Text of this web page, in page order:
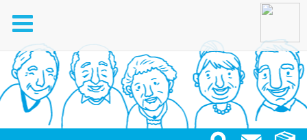
Toggle
navigation